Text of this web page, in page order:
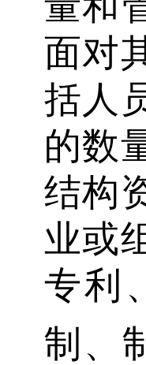
面对
括人
的数
结构
业或
专利
制、